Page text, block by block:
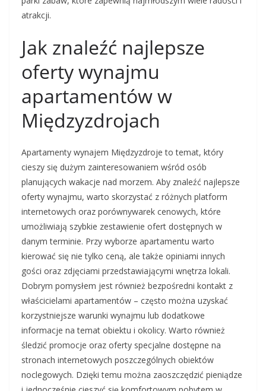
atrakcji.
Jak znaleźć najlepsze
oferty wynajmu
apartamentów w
Międzyzdrojach
Apartamenty wynajem Międzyzdroje to temat, który
cieszy się dużym zainteresowaniem wśród osób
planujących wakacje nad morzem. Aby znaleźć najlepsze
oferty wynajmu, warto skorzystać z różnych platform
internetowych oraz porównywarek cenowych, które
umożliwiają szybkie zestawienie ofert dostępnych w
danym terminie. Przy wyborze apartamentu warto
kierować się nie tylko ceną, ale także opiniami innych
gości oraz zdjęciami przedstawiającymi wnętrza lokali.
Dobrym pomysłem jest również bezpośredni kontakt z
właścicielami apartamentów – często można uzyskać
korzystniejsze warunki wynajmu lub dodatkowe
informacje na temat obiektu i okolicy. Warto również
śledzić promocje oraz oferty specjalne dostępne na
stronach internetowych poszczególnych obiektów
noclegowych. Dzięki temu można zaoszczędzić pieniądze